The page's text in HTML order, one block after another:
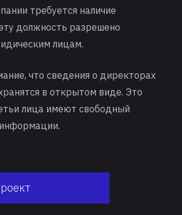
требуется наличие
должность разрешено
лицам.
что сведения о директорах
в открытом виде. Это
лица имеют свободный